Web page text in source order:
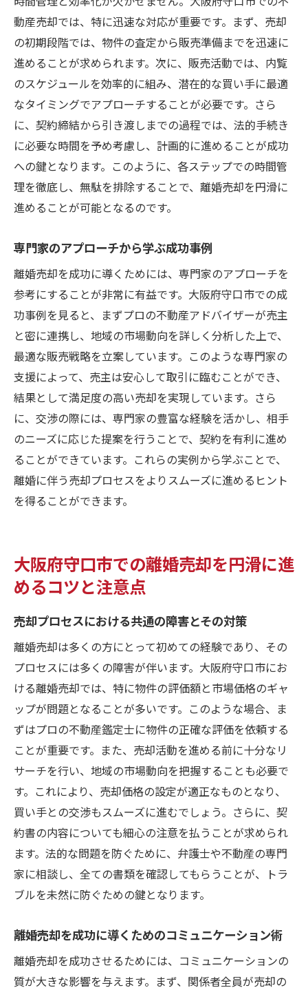
動産売却では、特に迅速な対応が重要です。まず、売却
の初期段階では、物件の査定から販売準備までを迅速に
進めることが求められます。次に、販売活動では、内覧
のスケジュールを効率的に組み、潜在的な買い手に最適
なタイミングでアプローチすることが必要です。さら
に、契約締結から引き渡しまでの過程では、法的手続き
に必要な時間を予め考慮し、計画的に進めることが成功
への鍵となります。このように、各ステップでの時間管
理を徹底し、無駄を排除することで、離婚売却を円滑に
進めることが可能となるのです。
専門家のアプローチから学ぶ成功事例
離婚売却を成功に導くためには、専門家のアプローチを
参考にすることが非常に有益です。大阪府守口市での成
功事例を見ると、まずプロの不動産アドバイザーが売主
と密に連携し、地域の市場動向を詳しく分析した上で、
最適な販売戦略を立案しています。このような専門家の
支援によって、売主は安心して取引に臨むことができ、
結果として満足度の高い売却を実現しています。さら
に、交渉の際には、専門家の豊富な経験を活かし、相手
のニーズに応じた提案を行うことで、契約を有利に進め
ることができています。これらの実例から学ぶことで、
離婚に伴う売却プロセスをよりスムーズに進めるヒント
を得ることができます。
大阪府守口市での離婚売却を円滑に進
めるコツと注意点
売却プロセスにおける共通の障害とその対策
離婚売却は多くの方にとって初めての経験であり、その
プロセスには多くの障害が伴います。大阪府守口市にお
ける離婚売却では、特に物件の評価額と市場価格のギャ
ップが問題となることが多いです。このような場合、ま
ずはプロの不動産鑑定士に物件の正確な評価を依頼する
ことが重要です。また、売却活動を進める前に十分なリ
サーチを行い、地域の市場動向を把握することも必要で
す。これにより、売却価格の設定が適正なものとなり、
買い手との交渉もスムーズに進むでしょう。さらに、契
約書の内容についても細心の注意を払うことが求められ
ます。法的な問題を防ぐために、弁護士や不動産の専門
家に相談し、全ての書類を確認してもらうことが、トラ
ブルを未然に防ぐための鍵となります。
離婚売却を成功に導くためのコミュニケーション術
離婚売却を成功させるためには、コミュニケーションの
質が大きな影響を与えます。まず、関係者全員が売却の